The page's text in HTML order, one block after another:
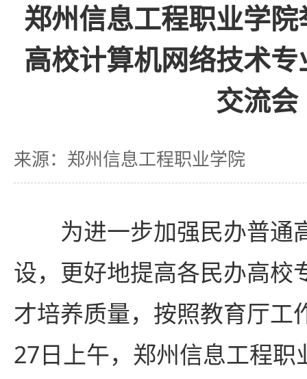
郑州信息工程职业学
高校计算机网络技术
交流会
来源：郑州信息工程职业学院
为进一步加强民办普通
设，更好地提高各民办高校
才培养质量，按照教育厅工
27日上午，郑州信息工程职